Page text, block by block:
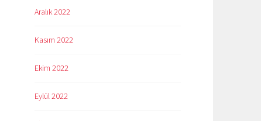
Aralık 2022
Kasım 2022
Ekim 2022
Eylül 2022